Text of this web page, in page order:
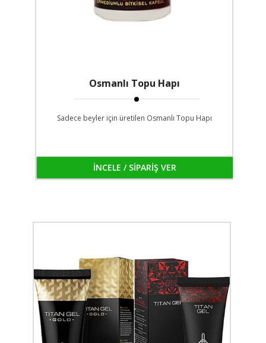
Osmanlı Topu Hapı
Sadece beyler için üretilen Osmanlı Topu Hapı
İNCELE / SİPARİŞ VER